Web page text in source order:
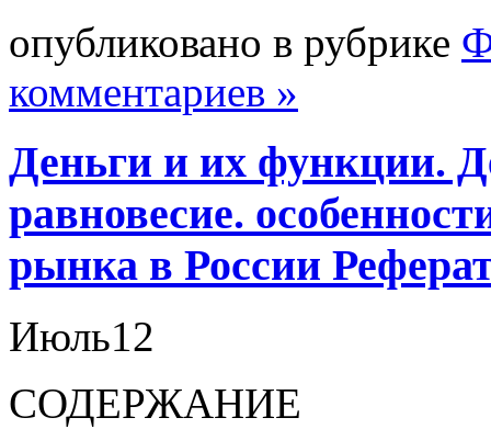
опубликовано в рубрике
комментариев »
Деньги и их функции.
равновесие.
рынка в России
Июль12
СОДЕРЖАНИЕ